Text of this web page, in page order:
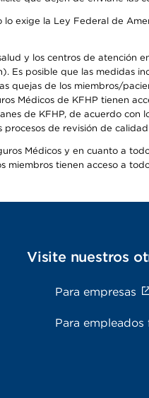
lo exige la Ley Federal de
y los centros de atención
Es posible que las medidas
quejas de los miembros/
Médicos de KFHP tienen
de KFHP, de acuerdo con
de revisión de
Médicos y en cuanto a
miembros tienen acceso a
Visite nuestros
Para empresas
Para empleados